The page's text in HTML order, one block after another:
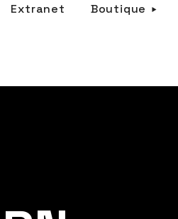
Extranet Boutique